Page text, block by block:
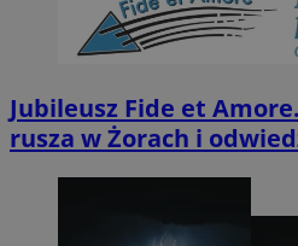
Jubileusz Fide et
rusza w Żorach i